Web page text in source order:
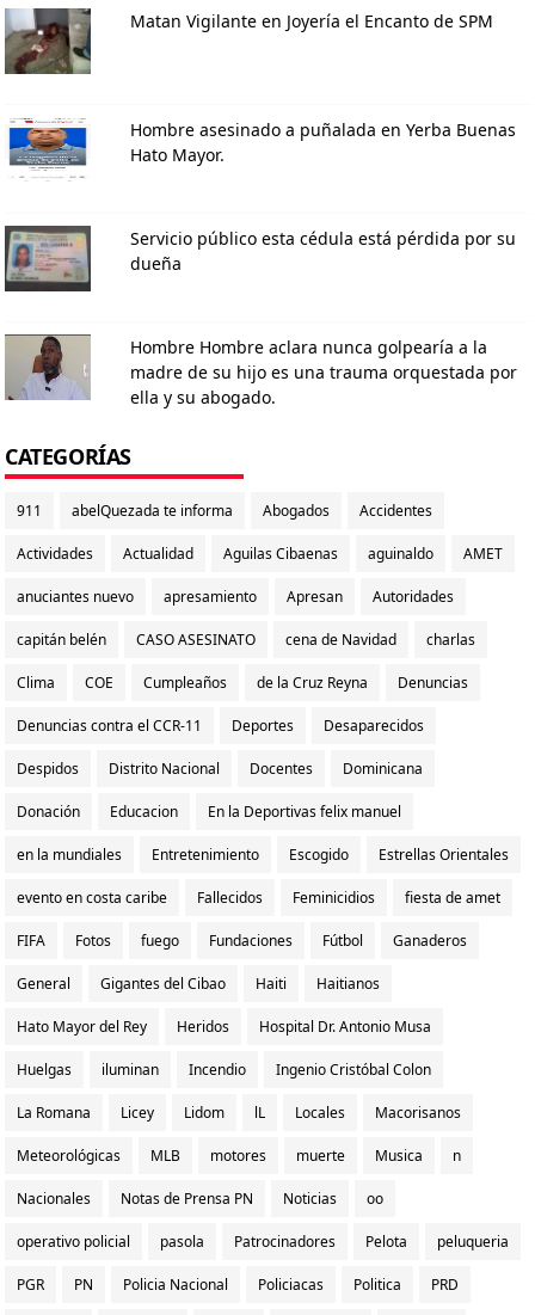
Matan Vigilante en Joyería el Encanto de SPM
Hombre asesinado a puñalada en Yerba Buenas
Hato Mayor.
Servicio público esta cédula está pérdida por su
dueña
Hombre Hombre aclara nunca golpearía a la
madre de su hijo es una trauma orquestada por
ella y su abogado.
CATEGORÍAS
911 abelQuezada te informa Abogados Accidentes
Actividades Actualidad Aguilas Cibaenas aguinaldo AMET
anuciantes nuevo apresamiento Apresan Autoridades
capitán belén CASO ASESINATO cena de Navidad charlas
Clima COE Cumpleaños de la Cruz Reyna Denuncias
Denuncias contra el CCR-11 Deportes Desaparecidos
Despidos Distrito Nacional Docentes Dominicana
Donación Educacion En la Deportivas felix manuel
en la mundiales Entretenimiento Escogido Estrellas Orientales
evento en costa caribe Fallecidos Feminicidios fiesta de amet
FIFA Fotos fuego Fundaciones Fútbol Ganaderos
General Gigantes del Cibao Haiti Haitianos
Hato Mayor del Rey Heridos Hospital Dr. Antonio Musa
Huelgas iluminan Incendio Ingenio Cristóbal Colon
La Romana Licey Lidom lL Locales Macorisanos
Meteorológicas MLB motores muerte Musica n
Nacionales Notas de Prensa PN Noticias oo
operativo policial pasola Patrocinadores Pelota peluqueria
PGR PN Policia Nacional Policiacas Politica PRD